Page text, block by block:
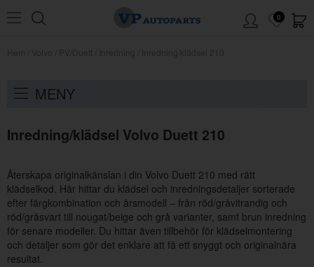
0
MENY
Inredning/klädsel Volvo Duett 210
Återskapa originalkänslan i din Volvo Duett 210 med rätt
klädselkod. Här hittar du klädsel och inredningsdetaljer sorterade
efter färgkombination och årsmodell – från röd/gråvitrandig och
röd/gråsvart till nougat/beige och grå varianter, samt brun inredning
för senare modeller. Du hittar även tillbehör för klädselmontering
och detaljer som gör det enklare att få ett snyggt och originalnära
resultat.